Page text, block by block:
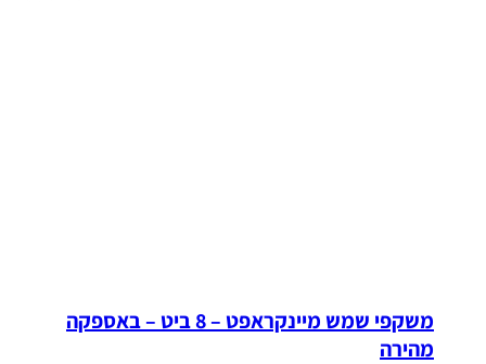
משקפי שמש מיינקראפט – 8 ביט – באספקה
מהירה